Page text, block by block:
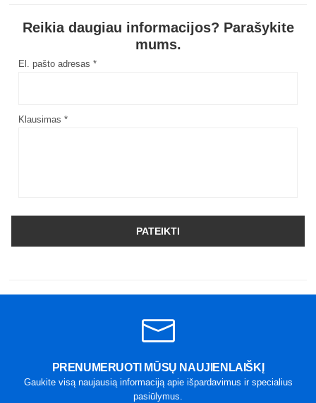
Reikia daugiau informacijos? Parašykite
mums.
El. pašto adresas *
Klausimas *
PATEIKTI
PRENUMERUOTI MŪSŲ NAUJIENLAIŠKĮ
Gaukite visą naujausią informaciją apie išpardavimus ir specialius
pasiūlymus.